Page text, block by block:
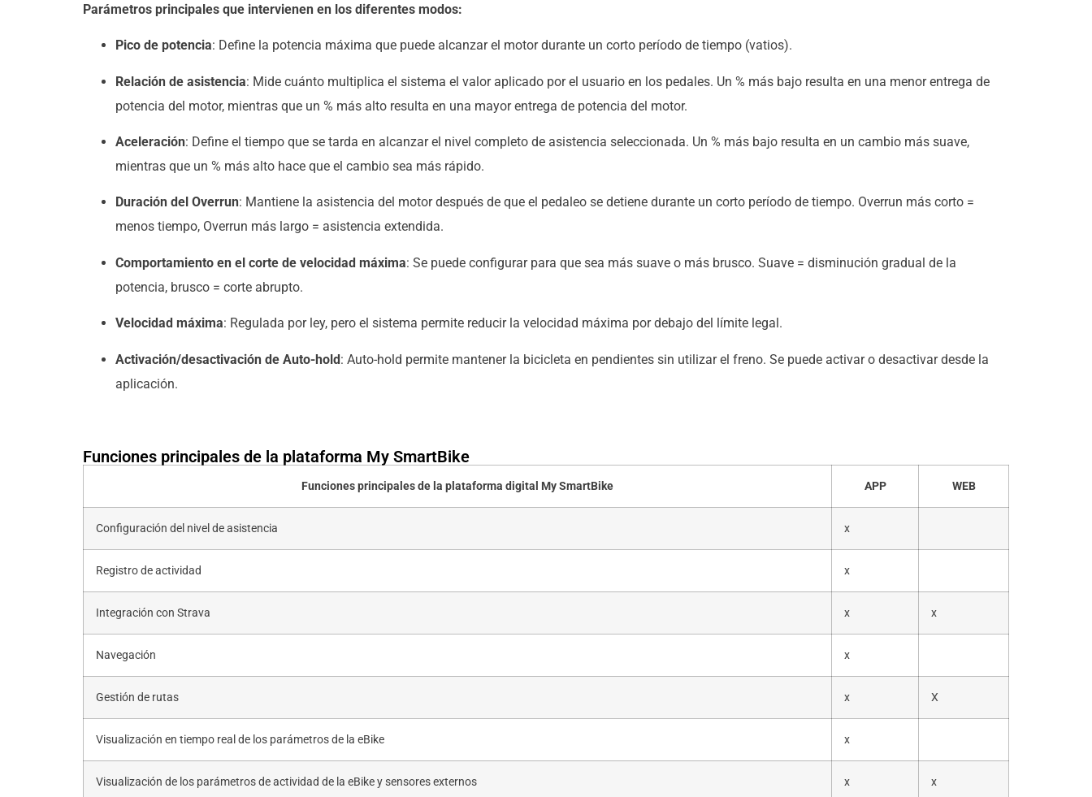
Parámetros principales que intervienen en los diferentes modos:
Pico de potencia: Define la potencia máxima que puede alcanzar el motor durante un corto período de tiempo (vatios).
Relación de asistencia: Mide cuánto multiplica el sistema el valor aplicado por el usuario en los pedales. Un % más bajo resulta en una menor entrega de
potencia del motor, mientras que un % más alto resulta en una mayor entrega de potencia del motor.
Aceleración: Define el tiempo que se tarda en alcanzar el nivel completo de asistencia seleccionada. Un % más bajo resulta en un cambio más suave,
mientras que un % más alto hace que el cambio sea más rápido.
Duración del Overrun: Mantiene la asistencia del motor después de que el pedaleo se detiene durante un corto período de tiempo. Overrun más corto =
menos tiempo, Overrun más largo = asistencia extendida.
Comportamiento en el corte de velocidad máxima: Se puede configurar para que sea más suave o más brusco. Suave = disminución gradual de la
potencia, brusco = corte abrupto.
Velocidad máxima: Regulada por ley, pero el sistema permite reducir la velocidad máxima por debajo del límite legal.
Activación/desactivación de Auto-hold: Auto-hold permite mantener la bicicleta en pendientes sin utilizar el freno. Se puede activar o desactivar desde la
aplicación.
Funciones principales de la plataforma My SmartBike
Funciones principales de la plataforma digital My SmartBike APP WEB
Configuración del nivel de asistencia x
Registro de actividad x
Integración con Strava x x
Navegación x
Gestión de rutas x X
Visualización en tiempo real de los parámetros de la eBike x
Visualización de los parámetros de actividad de la eBike y sensores externos x x